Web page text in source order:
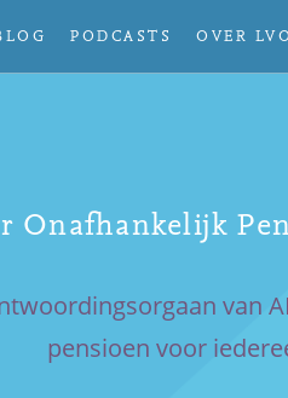
PODCASTS OVER
Onafhankelijk
van
pensioen voor